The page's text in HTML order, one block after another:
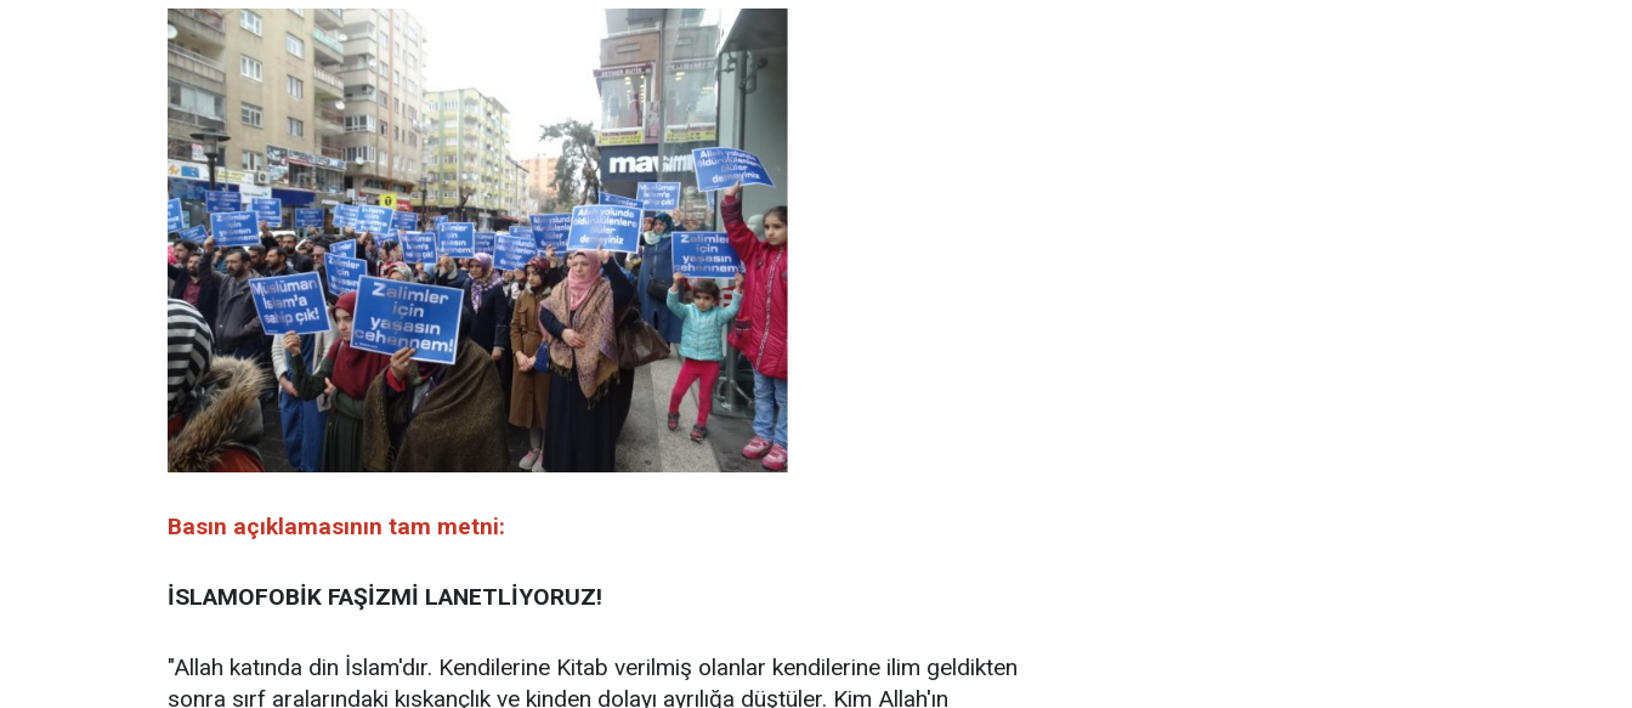
Basın açıklamasının tam metni:
İSLAMOFOBİK FAŞİZMİ LANETLİYORUZ!
"Allah katında din İslam'dır. Kendilerine Kitab verilmiş olanlar kendilerine ilim geldikten
sonra sırf aralarındaki kıskançlık ve kinden dolayı ayrılığa düştüler. Kim Allah'ın